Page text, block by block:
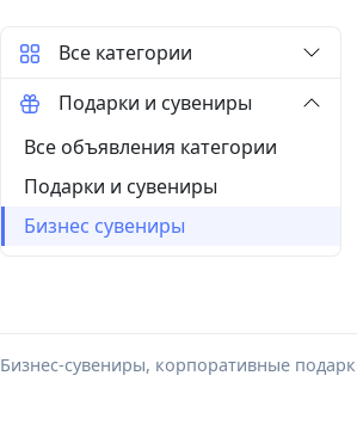
Все категории
Подарки и сувениры
Все объявления категории
Подарки и сувениры
Бизнес сувениры
Бизнес-сувениры, корпоративные